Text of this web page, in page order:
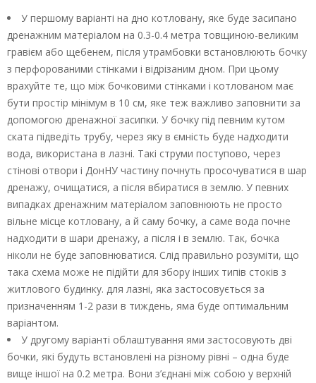
У першому варіанті на дно котловану, яке буде засипано
дренажним матеріалом на 0.3-0.4 метра товщиною-великим
гравієм або щебенем, після утрамбовки встановлюють бочку
з перфорованими стінками і відрізаним дном. При цьому
врахуйте те, що між бочковими стінками і котлованом має
бути простір мінімум в 10 см, яке теж важливо заповнити за
допомогою дренажної засипки. У бочку під певним кутом
ската підведіть трубу, через яку в ємність буде надходити
вода, використана в лазні. Такі струми поступово, через
стінові отвори і ДонНУ частину почнуть просочуватися в шар
дренажу, очищатися, а після вбиратися в землю. У певних
випадках дренажним матеріалом заповнюють не просто
вільне місце котловану, а й саму бочку, а саме вода почне
надходити в шари дренажу, а після і в землю. Так, бочка
ніколи не буде заповнюватися. Слід правильно розуміти, що
така схема може не підійти для збору інших типів стоків з
житлового будинку. для лазні, яка застосовується за
призначенням 1-2 рази в тиждень, яма буде оптимальним
варіантом.
У другому варіанті облаштування ями застосовують дві
бочки, які будуть встановлені на різному рівні – одна буде
вище іншої на 0.2 метра. Вони з’єднані між собою у верхній